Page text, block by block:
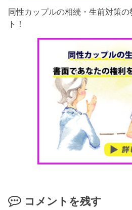
同性カップルの相続・生前対策
ト！
コメントを残す